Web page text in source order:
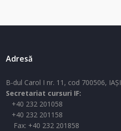
Adresă
B-dul Carol I nr. 11, cod 700506, IAŞI
Secretariat cursuri IF:
+40 232 201058
+40 232 201158
Fax: +40 232 201858